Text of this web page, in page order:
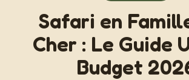
Safari en
Cher : Le Guide
Budget